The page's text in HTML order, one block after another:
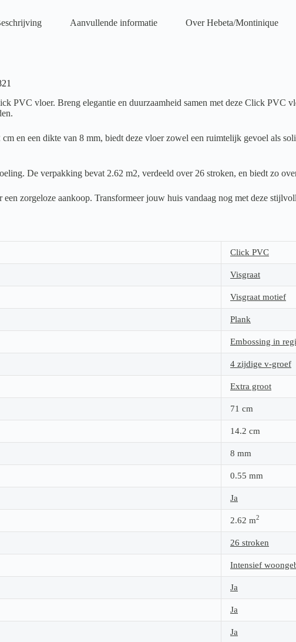
Aanvullende informatie Over Hebeta/Montinique
PVC vloer. Breng elegantie en duurzaamheid samen met deze Click PVC
en een dikte van 8 mm, biedt deze vloer zowel een ruimtelijk gevoel als
De verpakking bevat 2.62 m2, verdeeld over 26 stroken, en biedt zo
zorgeloze aankoop. Transformeer jouw huis vandaag nog met deze
Click PVC
Visgraat
Visgraat motief
Plank
Embossing in
4 zijdige v-groef
Extra groot
71 cm
14.2 cm
8 mm
0.55 mm
Ja
2.62 m2
26 stroken
Intensief
Ja
Ja
Ja